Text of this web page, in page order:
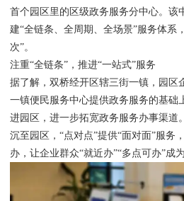
首个园区里的区级政务服务分中心。该
建“全链条、全周期、全场景”服务体系
次”。
注重“全链条”，推进“一站式”服务
据了解，双桥经开区辖三街一镇，园区
一镇便民服务中心提供政务服务的基
进园区，进一步拓宽政务服务办事渠
沉至园区，“点对点”提供“面对面”服务
办，让企业群众“就近办”“多点可办”成为